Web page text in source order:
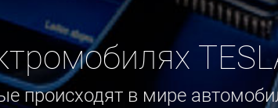
в мире